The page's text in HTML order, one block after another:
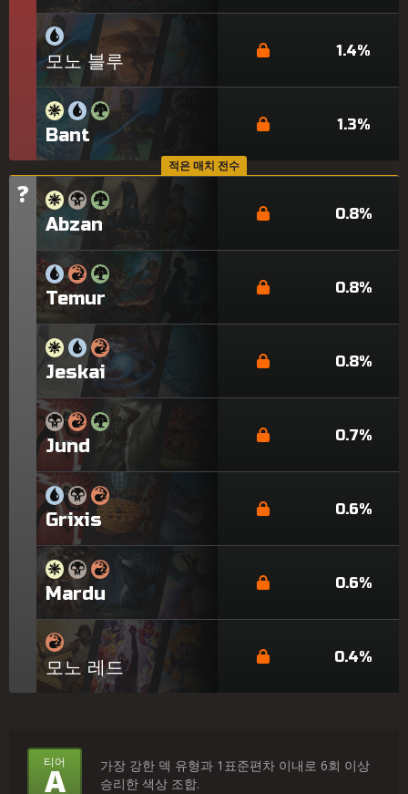
모노 블루 1.4%
Bant 1.3%
적은 매치 전수
티
?
Abzan 0.8%
Temur 0.8%
Jeskai 0.8%
Jund 0.7%
Grixis 0.6%
Mardu 0.6%
모노 레드 0.4%
티어
A
가장 강한 덱 유형과 1표준편차 이내로 6회 이상
승리한 색상 조합.